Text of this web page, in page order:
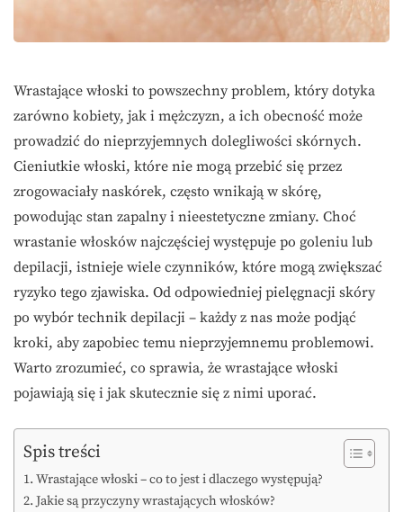
Wrastające włoski to powszechny problem, który dotyka
zarówno kobiety, jak i mężczyzn, a ich obecność może
prowadzić do nieprzyjemnych dolegliwości skórnych.
Cieniutkie włoski, które nie mogą przebić się przez
zrogowaciały naskórek, często wnikają w skórę,
powodując stan zapalny i nieestetyczne zmiany. Choć
wrastanie włosków najczęściej występuje po goleniu lub
depilacji, istnieje wiele czynników, które mogą zwiększać
ryzyko tego zjawiska. Od odpowiedniej pielęgnacji skóry
po wybór technik depilacji – każdy z nas może podjąć
kroki, aby zapobiec temu nieprzyjemnemu problemowi.
Warto zrozumieć, co sprawia, że wrastające włoski
pojawiają się i jak skutecznie się z nimi uporać.
Spis treści
Wrastające włoski – co to jest i dlaczego występują?
Jakie są przyczyny wrastających włosków?